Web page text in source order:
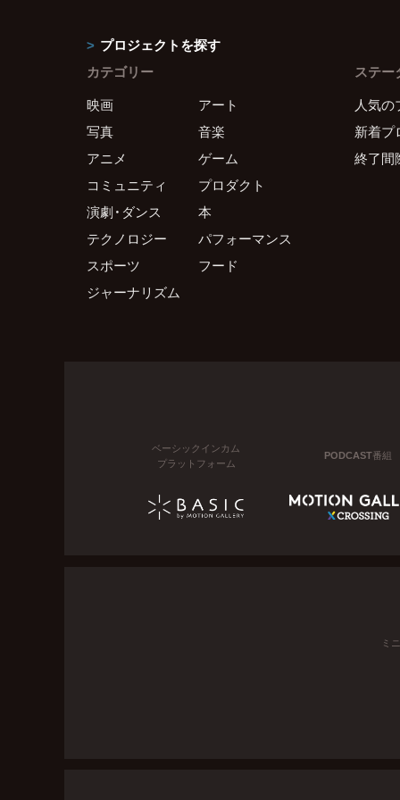
プロジェクトを探す
カテゴリー
映画
アート
写真
音楽
アニメ
ゲーム
コミュニティ
プロダクト
演劇・ダンス
本
テクノロジー
パフォーマンス
スポーツ
フード
ジャーナリズム
ステー
人気の
新着プ
終了間
ベーシックインカム
プラットフォーム
PODCAST番組
ミ